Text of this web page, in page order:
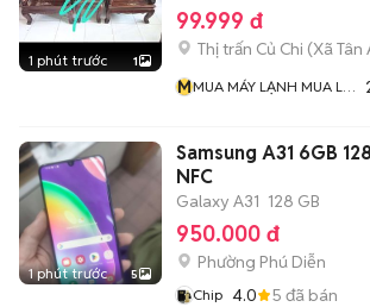
1 phút trước 1
99.999 đ
Thị trấn Củ Chi (Xã Tân
MMUA MÁY LẠNH MUA LƯ
1 phút trước 5
Samsung A31 6GB
NFC
Galaxy A31 128 GB
950.000 đ
Phường Phú Diễn
Chip 4.0 5 đã bán